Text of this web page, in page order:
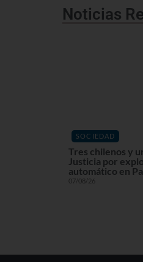
Noticias
SOCIEDAD
Tres chilenos y
Justicia por
automático en
07/08/26